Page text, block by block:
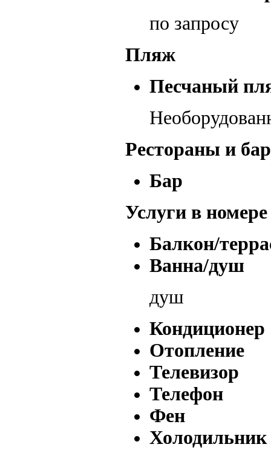
по запросу
Пляж
Песчаный
Рестораны и
Бар
Услуги в номере
Балкон/
Ванна/душ
душ
Кондиционер
Отопление
Телевизор
Телефон
Фен
Холодильник